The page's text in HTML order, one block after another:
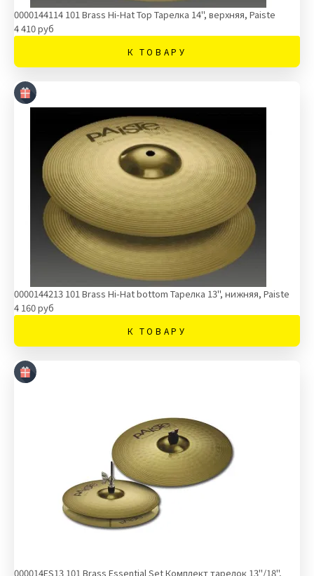
0000144114 101 Brass Hi-Hat Top Тарелка 14'', верхняя, Paiste
4 410 руб
К ТОВАРУ
0000144213 101 Brass Hi-Hat bottom Тарелка 13'', нижняя, Paiste
4 160 руб
К ТОВАРУ
000014ES13 101 Brass Essential Set Комплект тарелок 13''/18'',